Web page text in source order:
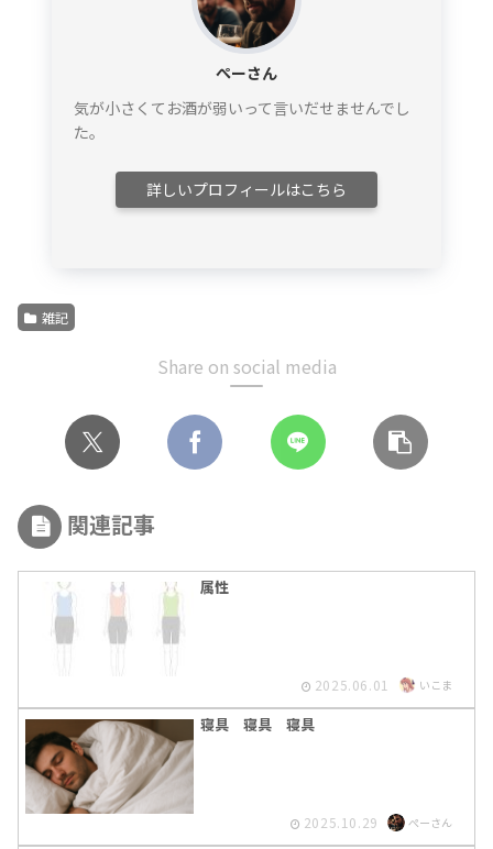
ぺーさん
気が小さくてお酒が弱いって言いだせませんでし
た。
詳しいプロフィールはこちら
雑記
Share on social media
関連記事
属性
2025.06.01 いこま
寝具 寝具 寝具
2025.10.29 ぺーさん